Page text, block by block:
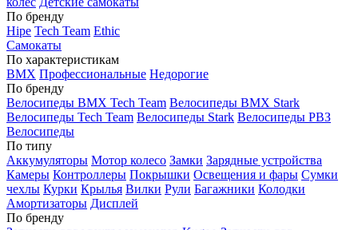
По бренду
Hipe Tech Team Ethic
Самокаты
По характеристикам
BMX Профессиональные Недорогие
По бренду
Велосипеды BMX Tech Team Велосипеды BMX Stark
Велосипеды Tech Team Велосипеды Stark Велосипеды РВЗ
Велосипеды
По типу
Аккумуляторы Мотор колесо Замки Зарядные устройства
Камеры Контроллеры Покрышки Освещения и фары Сумки
чехлы Курки Крылья Вилки Рули Багажники Колодки
Амортизаторы Дисплей
По бренду